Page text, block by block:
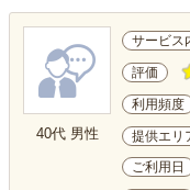
40代 男性
サービス
評価
利用頻度
提供エリ
ご利用日